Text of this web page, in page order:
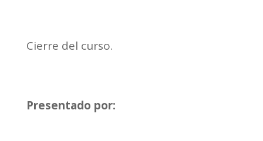
Cierre del curso.
Presentado por: